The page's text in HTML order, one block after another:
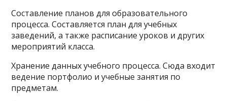
Составление планов для образовательного
процесса. Составляется план для учебных
заведений, а также расписание уроков и других
мероприятий класса.
Хранение данных учебного процесса. Сюда входит
ведение портфолио и учебные занятия по
предметам.